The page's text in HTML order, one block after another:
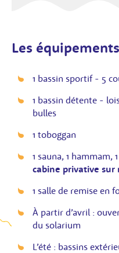
Les
1 bassin sportif - 5
1 bassin détente -
bulles
1 toboggan
1 sauna, 1
cabine privative sur
1 salle de remise en
À partir d’avril :
du solarium
L’été : bassins